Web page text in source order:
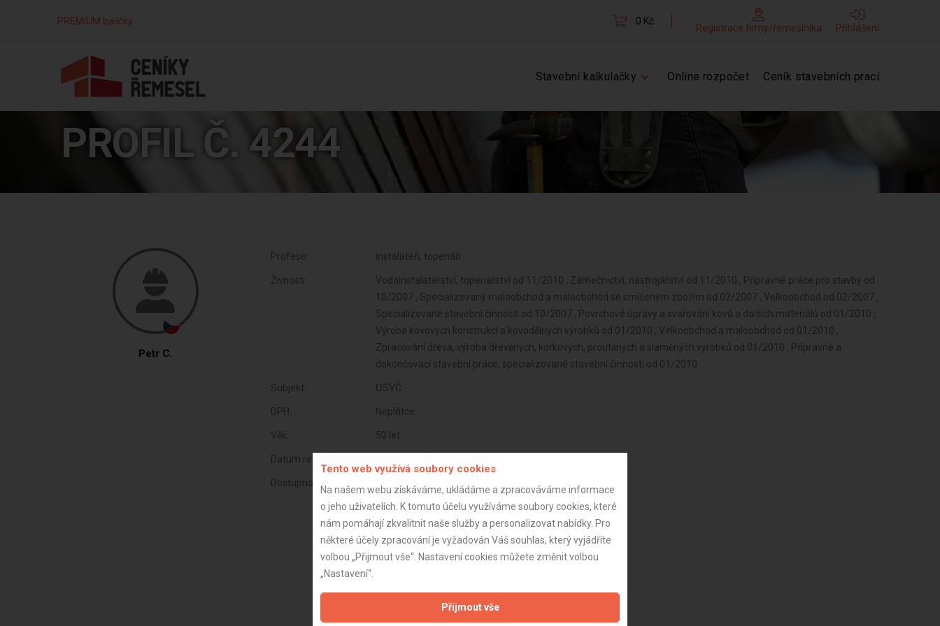
PREMIUM balíčky 0 Kč
Registrace firmy/řemeslníka Přihlášení
Stavební kalkulačky Online rozpočet Ceník stavebních prací
PROFIL Č. 4244
Petr C.
Profese: instalatéři, topenáři
Živnosti:
Vodoinstalatérství, topenářství od 11/2010 , Zámečnictví, nástrojářství od 11/2010 , Přípravné práce pro stavby od
10/2007 , Specializovaný maloobchod a maloobchod se smíšeným zbožím od 02/2007 , Velkoobchod od 02/2007 ,
Specializované stavební činnosti od 10/2007 , Povrchové úpravy a svařování kovů a dalších materiálů od 01/2010 ,
Výroba kovových konstrukcí a kovodělných výrobků od 01/2010 , Velkoobchod a maloobchod od 01/2010 ,
Zpracování dřeva, výroba dřevěných, korkových, proutěných a slaměných výrobků od 01/2010 , Přípravné a
dokončovací stavební práce, specializované stavební činnosti od 01/2010
Subjekt: OSVČ
DPH: Neplátce
Věk: 50 let
Datum registrace:
Dostupnost:
Tento web využívá soubory cookies
Na našem webu získáváme, ukládáme a zpracováváme informace
o jeho uživatelích. K tomuto účelu využíváme soubory cookies, které
nám pomáhají zkvalitnit naše služby a personalizovat nabídky. Pro
některé účely zpracování je vyžadován Váš souhlas, který vyjádříte
volbou „Přijmout vše“. Nastavení cookies můžete změnit volbou
„Nastavení“.
Přijmout vše